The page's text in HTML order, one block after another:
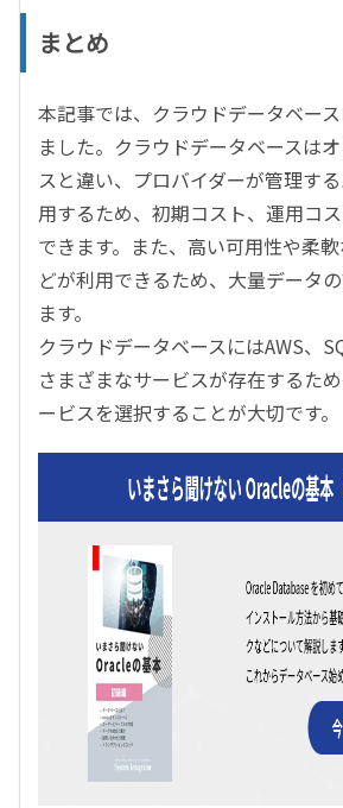
まとめ
本記事では、クラウドデータベー
ました。クラウドデータベースは
スと違い、プロバイダーが管理す
用するため、初期コスト、運用コ
できます。また、高い可用性や柔
どが利用できるため、大量データ
ます。
クラウドデータベースにはAWS、
さまざまなサービスが存在するた
ービスを選択することが大切です。